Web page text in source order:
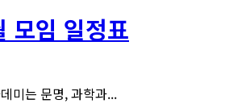
모임 일정표
미는 문명, 과학과...